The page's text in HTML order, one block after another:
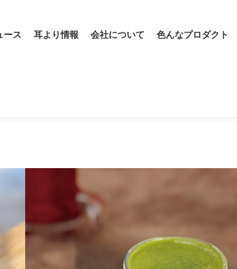
ース 耳より情報 会社について 色んなプロダクト